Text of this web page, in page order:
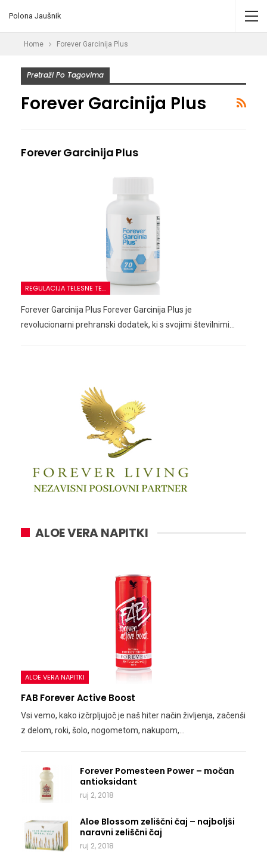
Polona Jaušnik
Home Forever Garcinija Plus
Pretraži Po Tagovima
Forever Garcinija Plus
Forever Garcinija Plus
REGULACIJA TELESNE TEŽE
Forever Garcinija Plus Forever Garcinija Plus je
revolucionarni prehranski dodatek, ki s svojimi številnimi…
ALOE VERA NAPITKI
ALOE VERA NAPITKI
FAB Forever Active Boost
Vsi vemo, kako izčrpljujoč je naš hiter način življenja, začenši
z delom, roki, šolo, nogometom, nakupom,…
Forever Pomesteen Power – močan
antioksidant
ruj 2, 2018
Aloe Blossom zeliščni čaj – najboljši
naravni zeliščni čaj
ruj 2, 2018